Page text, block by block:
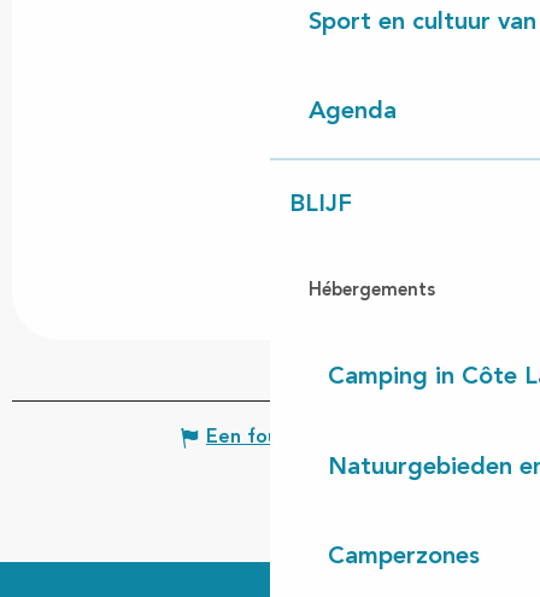
Sport en cultuur
Agenda
BLIJF
Hébergements
Camping in Côte
Natuurgebieden
Camperzones
Een fout melden